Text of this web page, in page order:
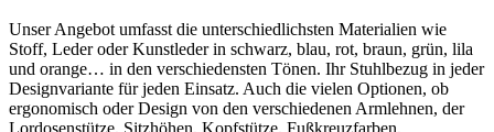
Unser Angebot umfasst die unterschiedlichsten Materialien wie
Stoff, Leder oder Kunstleder in schwarz, blau, rot, braun, grün, lila
und orange… in den verschiedensten Tönen. Ihr Stuhlbezug in jeder
Designvariante für jeden Einsatz. Auch die vielen Optionen, ob
ergonomisch oder Design von den verschiedenen Armlehnen, der